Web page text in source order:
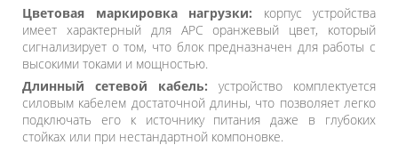
Цветовая маркировка нагрузки: корпус устройства
имеет характерный для APC оранжевый цвет, который
сигнализирует о том, что блок предназначен для работы с
высокими токами и мощностью.
Длинный сетевой кабель: устройство комплектуется
силовым кабелем достаточной длины, что позволяет легко
подключать его к источнику питания даже в глубоких
стойках или при нестандартной компоновке.